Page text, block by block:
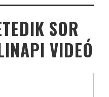
SOR
VIDEÓ